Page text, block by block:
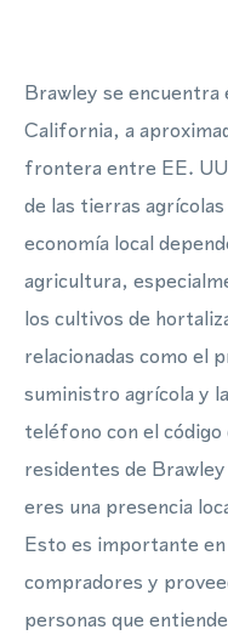
Brawley se encuentra
California, a
frontera entre EE.
de las tierras
economía local
agricultura,
los cultivos de
relacionadas como el
suministro agrícola y
teléfono con el código
residentes de
eres una presencia
Esto es importante en
compradores y
personas que